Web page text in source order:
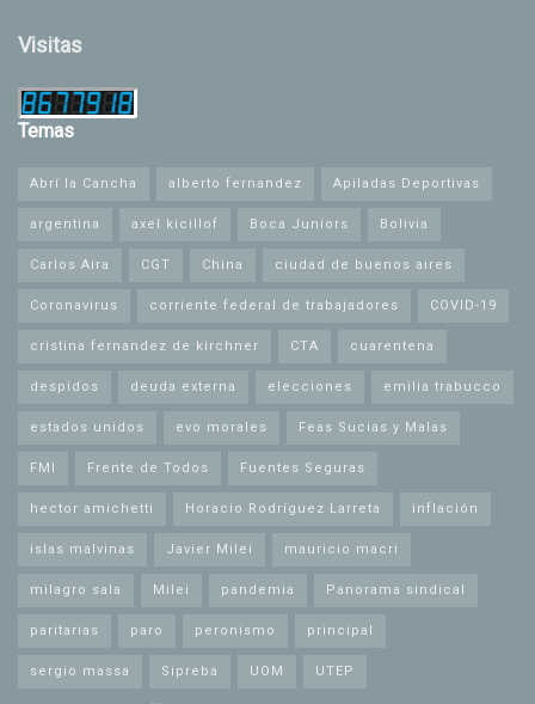
Visitas
Temas
Abrí la Cancha alberto fernandez Apiladas Deportivas
argentina axel kicillof Boca Juniors Bolivia
Carlos Aira CGT China ciudad de buenos aires
Coronavirus corriente federal de trabajadores COVID-19
cristina fernandez de kirchner CTA cuarentena
despidos deuda externa elecciones emilia trabucco
estados unidos evo morales Feas Sucias y Malas
FMI Frente de Todos Fuentes Seguras
hector amichetti Horacio Rodríguez Larreta inflación
islas malvinas Javier Milei mauricio macri
milagro sala Milei pandemia Panorama sindical
paritarias paro peronismo principal
sergio massa Sipreba UOM UTEP